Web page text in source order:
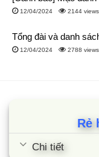
12/04/2024 2144 views
Tổng đài và danh
12/04/2024 2788 views
Rẻ
Chi tiết